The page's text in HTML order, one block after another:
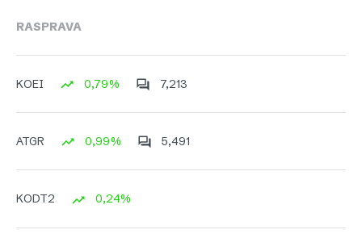
RASPRAVA
KOEI 0,79% 7,213
ATGR 0,99% 5,491
KODT2 0,24%